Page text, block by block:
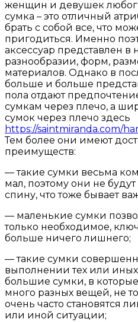
женщин и девушек
сумка – это отличный
брать с собой все, что
пригодиться. Именно
аксессуар представлен
разнообразии, форм,
материалов. Однако в
больше и больше
пола отдают
сумкам через плечо, а
сумок через плечо здесь
https://saintmiranda.com/
Тем более они имеют
преимуществ:
— такие сумки весьма
мал, поэтому они не
спину, что тоже бывает
— маленькие сумки
только необходимое,
больше ничего лишнего;
— такие сумки
выполнении тех или
большие сумки, в
много разных вещей, не
очень часто становятся
или иной ситуации;